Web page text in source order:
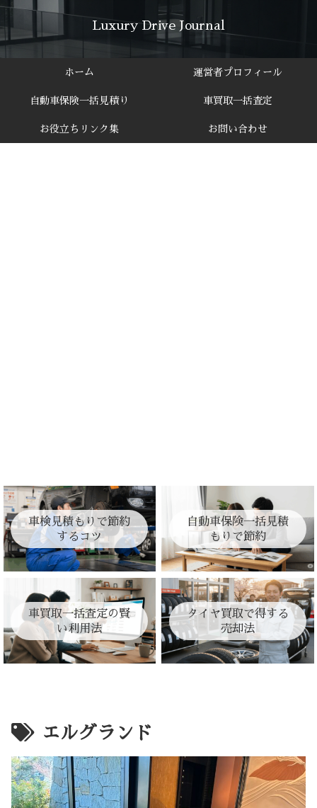
Luxury Drive Journal
ホーム 運営者プロフィール
自動車保険一括見積り 車買取一括査定
お役立ちリンク集 お問い合わせ
車検見積もりで節約
するコツ
自動車保険一括見積
もりで節約
車買取一括査定の賢
い利用法
タイヤ買取で得する
売却法
エルグランド